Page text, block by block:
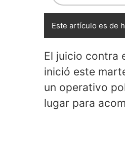
Este artículo es de
El juicio contra
inició este
un operativo
lugar para